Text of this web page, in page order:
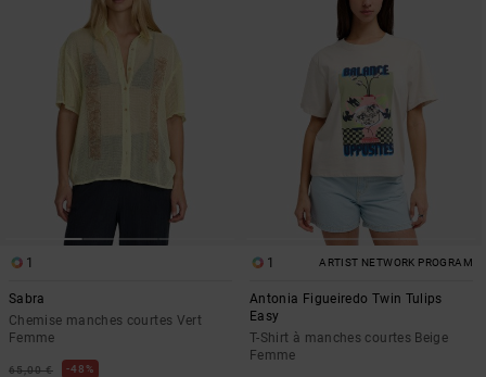
1
Sabra
Chemise manches courtes Vert
Femme
65,00 € 48%
1 ARTIST NETWORK PROGRAM
Antonia Figueiredo Twin Tulips
Easy
T-Shirt à manches courtes Beige
Femme